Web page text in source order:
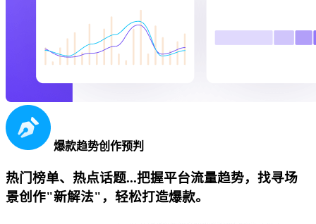
爆款趋势创作预判
热门榜单、热点话题...把握平台流量趋势，找寻场
景创作"新解法"，轻松打造爆款。